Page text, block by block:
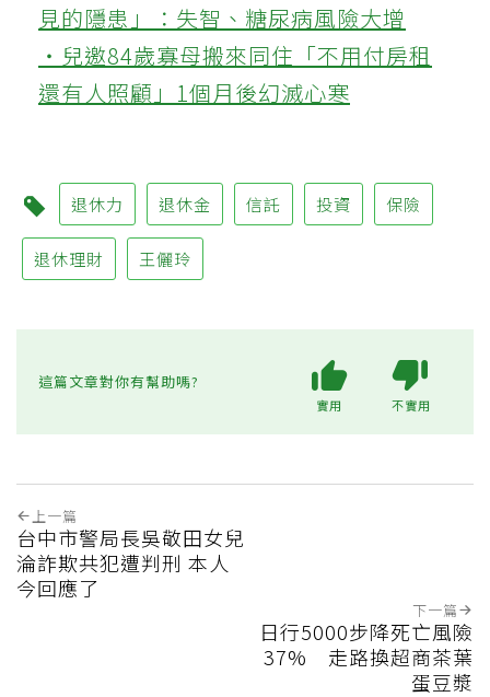
見的隱患」：失智、糖尿病風險大增
‧兒邀84歲寡母搬來同住「不用付房租
還有人照顧」1個月後幻滅心寒
退休力 退休金 信託 投資 保險
退休理財 王儷玲
這篇文章對你有幫助嗎?
實用 不實用
上一篇
台中市警局長吳敬田女兒
淪詐欺共犯遭判刑 本人
今回應了
下一篇
日行5000步降死亡風險
37% 走路換超商茶葉
蛋豆漿